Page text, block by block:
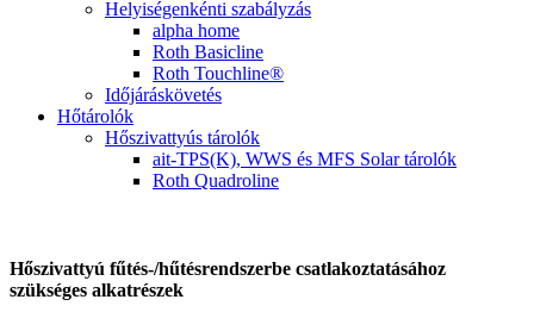
Helyiségenkénti szabályzás
alpha home
Roth Basicline
Roth Touchline®
Időjáráskövetés
Hőtárolók
Hőszivattyús tárolók
ait-TPS(K), WWS és MFS Solar tárolók
Roth Quadroline
Hőszivattyú fűtés-/hűtésrendszerbe csatlakoztatásához
szükséges alkatrészek